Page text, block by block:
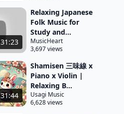
31:23
Relaxing Japanese
Folk Music for
Study and...
MusicHeart
3,697 views
31:44
Shamisen 三味線 x
Piano x Violin |
Relaxing B...
Usagi Music
6,628 views